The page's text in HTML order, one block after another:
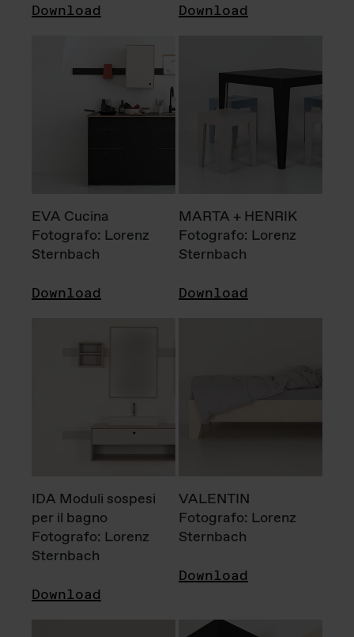
Download Download
EVA Cucina
Fotografo: Lorenz
Sternbach
Download
MARTA + HENRIK
Fotografo: Lorenz
Sternbach
Download
IDA Moduli sospesi
per il bagno
Fotografo: Lorenz
Sternbach
Download
VALENTIN
Fotografo: Lorenz
Sternbach
Download